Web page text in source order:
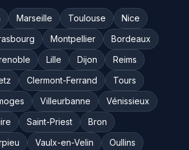
Marseille Toulouse
Nice
Montpellier
Bordeaux
Lille Dijon
Reims
Clermont-Ferrand
Tours
Villeurbanne
Vénissieux
Saint-Priest
Bron
Vaulx-en-Velin
Oullins